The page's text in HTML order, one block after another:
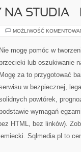
NA STUDIA
MOŻLIWOŚĆ
Nie mogę pomóc w
lub oszukiwanie
Mogę za to przygotować
w bezpiecznej,
powtórek,
wymagań
HTML, bez linków).
Sqlmedia.pl to